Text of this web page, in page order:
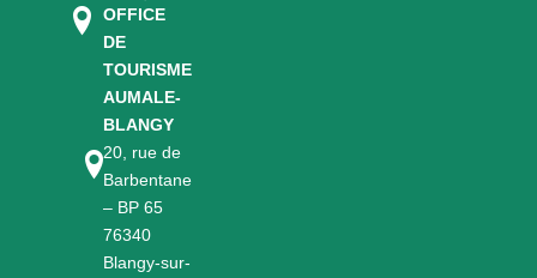
OFFICE
DE
TOURISME
AUMALE-
BLANGY
20, rue de
Barbentane
– BP 65
76340
Blangy-sur-